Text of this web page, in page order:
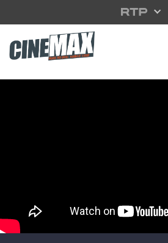
Saltar para o conteúdo principal
Filme em Cartaz